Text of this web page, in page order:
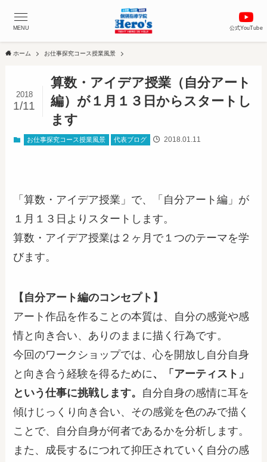
公式YouTube
MENU
ホーム お仕事探究コース授業風景
算数・アイデア授業（自分アート
編）が１月１３日からスタートし
ます
2018
1/11
お仕事探究コース授業風景 代表ブログ 2018.01.11
「算数・アイデア授業」で、「自分アート編」が
１月１３日よりスタートします。
算数・アイデア授業は２ヶ月で１つのテーマを学
びます。
【自分アート編のコンセプト】
アート作品を作ることの本質は、自分の感覚や感
情と向き合い、ありのままに描く行為です。
今回のワークショップでは、心を開放し自分自身
と向き合う経験を得るために 、「アーティスト」
という仕事に挑戦します。 自分自身の感情に耳を
傾けじっくり向き合い、その感覚を色のみで描く
ことで、自分自身が何者であるかを分析します。
また、成長するにつれて抑圧されていく自分の感